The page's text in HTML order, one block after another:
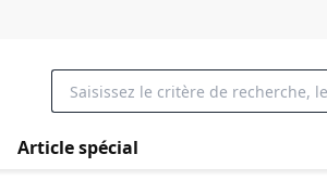
Article spécial